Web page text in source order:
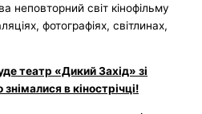
неповторний світ кінофільму
фотографіях, світлинах,
театр «Дикий Захід» зі
в кінострічці!